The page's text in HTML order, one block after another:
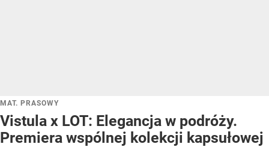
MAT. PRASOWY
Vistula x LOT: Elegancja w podróży.
Premiera wspólnej kolekcji kapsułowej